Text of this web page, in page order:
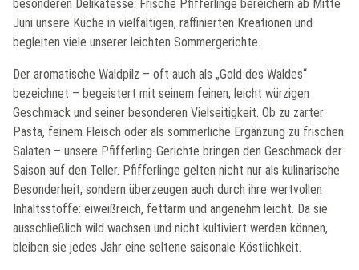
R
besonderen Delikatesse: Frische Pfifferlinge bereichern ab Mitte
Juni unsere Küche in vielfältigen, raffinierten Kreationen und
begleiten viele unserer leichten Sommergerichte.
Der aromatische Waldpilz – oft auch als „Gold des Waldes“
bezeichnet – begeistert mit seinem feinen, leicht würzigen
Geschmack und seiner besonderen Vielseitigkeit. Ob zu zarter
Pasta, feinem Fleisch oder als sommerliche Ergänzung zu frischen
Salaten – unsere Pfifferling-Gerichte bringen den Geschmack der
Saison auf den Teller. Pfifferlinge gelten nicht nur als kulinarische
Besonderheit, sondern überzeugen auch durch ihre wertvollen
Inhaltsstoffe: eiweißreich, fettarm und angenehm leicht. Da sie
ausschließlich wild wachsen und nicht kultiviert werden können,
bleiben sie jedes Jahr eine seltene saisonale Köstlichkeit.